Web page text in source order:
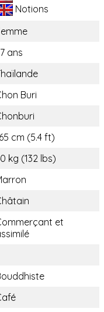
Notions
ans
Buri
cm (5.4 ft)
kg (132 lbs)
et